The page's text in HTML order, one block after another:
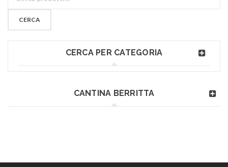
CERCA
CERCA PER CATEGORIA
CANTINA BERRITTA